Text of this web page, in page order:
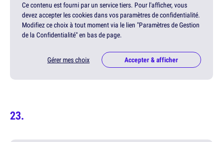
Ce contenu est fourni par un service tiers. Pour l'afficher, vous
devez accepter les cookies dans vos paramètres de confidentialité.
Modifiez ce choix à tout moment via le lien "Paramètres de Gestion
de la Confidentialité" en bas de page.
Gérer mes choix Accepter & afficher